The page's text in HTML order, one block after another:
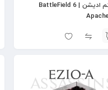
سیستم ادیشن | BattleField 6